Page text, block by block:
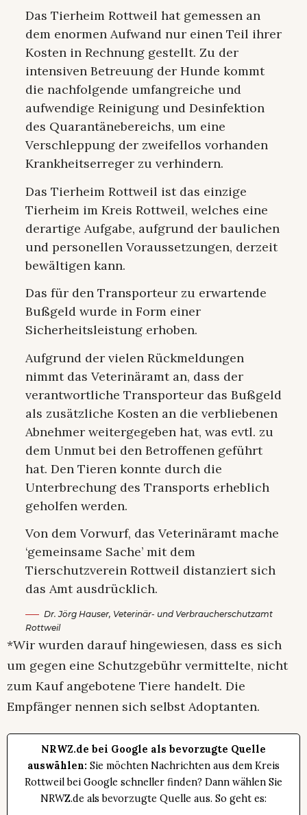
Das Tierheim Rottweil hat gemessen an
dem enormen Aufwand nur einen Teil ihrer
Kosten in Rechnung gestellt. Zu der
intensiven Betreuung der Hunde kommt
die nachfolgende umfangreiche und
aufwendige Reinigung und Desinfektion
des Quarantänebereichs, um eine
Verschleppung der zweifellos vorhanden
Krankheitserreger zu verhindern.
Das Tierheim Rottweil ist das einzige
Tierheim im Kreis Rottweil, welches eine
derartige Aufgabe, aufgrund der baulichen
und personellen Voraussetzungen, derzeit
bewältigen kann.
Das für den Transporteur zu erwartende
Bußgeld wurde in Form einer
Sicherheitsleistung erhoben.
Aufgrund der vielen Rückmeldungen
nimmt das Veterinäramt an, dass der
verantwortliche Transporteur das Bußgeld
als zusätzliche Kosten an die verbliebenen
Abnehmer weitergegeben hat, was evtl. zu
dem Unmut bei den Betroffenen geführt
hat. Den Tieren konnte durch die
Unterbrechung des Transports erheblich
geholfen werden.
Von dem Vorwurf, das Veterinäramt mache
‘gemeinsame Sache’ mit dem
Tierschutzverein Rottweil distanziert sich
das Amt ausdrücklich.
Dr. Jörg Hauser, Veterinär-​ und Verbraucherschutzamt
Rottweil
*Wir wurden darauf hingewiesen, dass es sich
um gegen eine Schutzgebühr vermittelte, nicht
zum Kauf angebotene Tiere handelt. Die
Empfänger nennen sich selbst Adoptanten.
NRWZ.de bei Google als bevorzugte Quelle
auswählen: Sie möchten Nachrichten aus dem Kreis
Rottweil bei Google schneller finden? Dann wählen Sie
NRWZ.de als bevorzugte Quelle aus. So geht es: